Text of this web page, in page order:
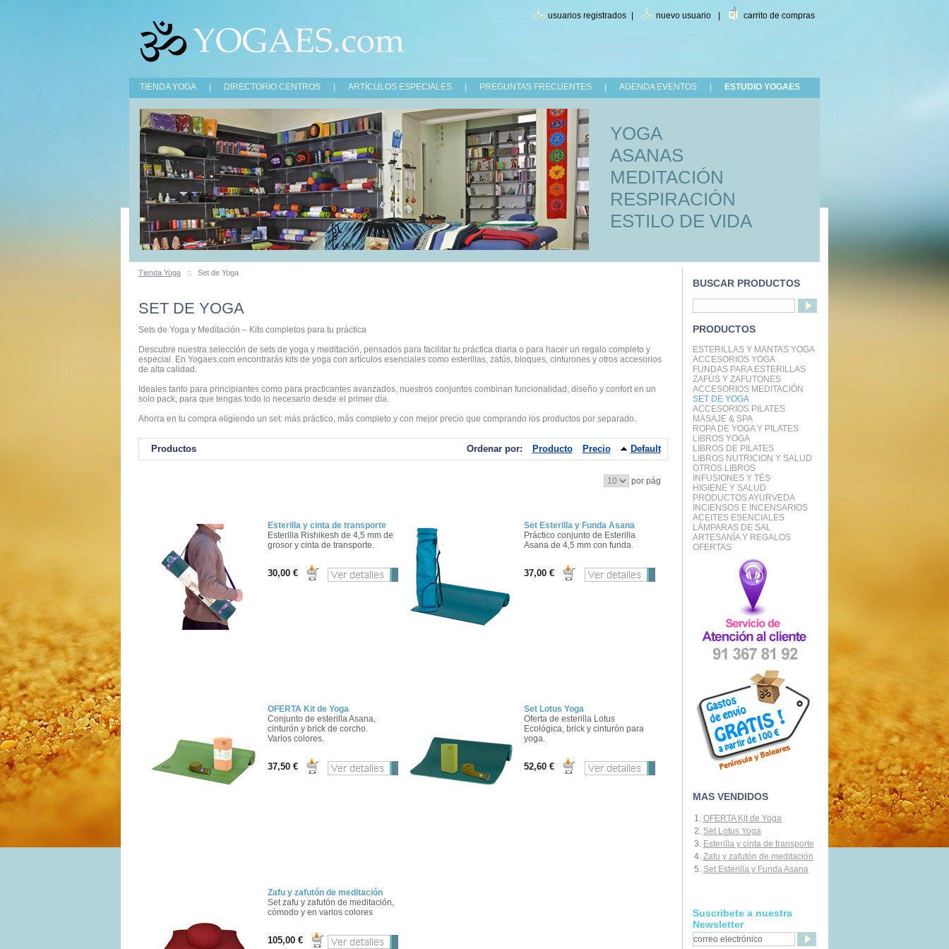
usuarios registrados nuevo usuario carrito de compras
TIENDA YOGA DIRECTORIO CENTROS ARTÍCULOS ESPECIALES PREGUNTAS FRECUENTES AGENDA EVENTOS ESTUDIO YOGAES
YOGA
ASANAS
MEDITACIÓN
RESPIRACIÓN
ESTILO DE VIDA
Tienda Yoga:: Set de Yoga
SET DE YOGA
Sets de Yoga y Meditación – Kits completos para tu práctica
Descubre nuestra selección de sets de yoga y meditación, pensados para facilitar tu práctica diaria o para hacer un regalo completo y
especial. En Yogaes.com encontrarás kits de yoga con artículos esenciales como esterillas, zafús, bloques, cinturones y otros accesorios
de alta calidad.
Ideales tanto para principiantes como para practicantes avanzados, nuestros conjuntos combinan funcionalidad, diseño y confort en un
solo pack, para que tengas todo lo necesario desde el primer día.
Ahorra en tu compra eligiendo un set: más práctico, más completo y con mejor precio que comprando los productos por separado.
Productos Ordenar por: Producto Precio Default
por pág
Esterilla y cinta de transporte
Esterilla Rishikesh de 4,5 mm de
grosor y cinta de transporte.
30,00 €
Set Esterilla y Funda Asana
Práctico conjunto de Esterilla
Asana de 4,5 mm con funda.
37,00 €
OFERTA Kit de Yoga
Conjunto de esterilla Asana,
cinturón y brick de corcho.
Varios colores.
37,50 €
Set Lotus Yoga
Oferta de esterilla Lotus
Ecológica, brick y cinturón para
yoga.
52,60 €
Zafu y zafutón de meditación
Set zafu y zafutón de meditación,
cómodo y en varios colores
105,00 €
BUSCAR PRODUCTOS
PRODUCTOS
ESTERILLAS Y MANTAS YOGA
ACCESORIOS YOGA
FUNDAS PARA ESTERILLAS
ZAFÚS Y ZAFUTONES
ACCESORIOS MEDITACIÓN
SET DE YOGA
ACCESORIOS PILATES
MASAJE & SPA
ROPA DE YOGA Y PILATES
LIBROS YOGA
LIBROS DE PILATES
LIBROS NUTRICION Y SALUD
OTROS LIBROS
INFUSIONES Y TÉS
HIGIENE Y SALUD
PRODUCTOS AYURVEDA
INCIENSOS E INCENSARIOS
ACEITES ESENCIALES
LÁMPARAS DE SAL
ARTESANÍA Y REGALOS
OFERTAS
MAS VENDIDOS
OFERTA Kit de Yoga
Set Lotus Yoga
Esterilla y cinta de transporte
Zafu y zafutón de meditación
Set Esterilla y Funda Asana
Suscribete a nuestra
Newsletter